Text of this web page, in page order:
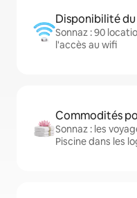
Disponibilité du
Sonnaz : 90
l'accès au wifi
Commodités
Sonnaz : les
Piscine dans les